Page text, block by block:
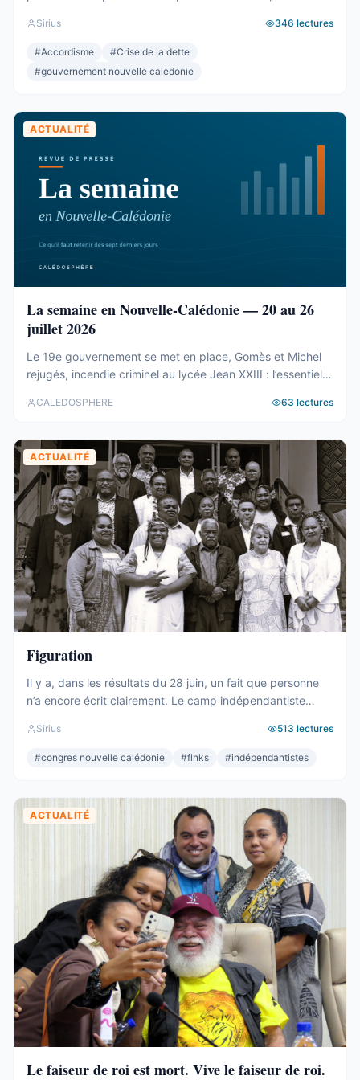
neuf sièges cohérents et pourtant sans aucune prise sur
rien. L’alliance de gouvernance entre Les Loyalistes, le
Rassemblement et l’Éveil océanien. L’élection de la
Sirius 346 lectures
#Accordisme #Crise de la dette
#gouvernement nouvelle caledonie
ACTUALITÉ
La semaine en Nouvelle-Calédonie — 20 au 26
juillet 2026
Le 19e gouvernement se met en place, Gomès et Michel
rejugés, incendie criminel au lycée Jean XXIII : l’essentiel
CALEDOSPHERE 63 lectures
ACTUALITÉ
Figuration
Il y a, dans les résultats du 28 juin, un fait que personne
n’a encore écrit clairement. Le camp indépendantiste
respectable – le deuxième bloc de l’hémicycle, plus
important que l’Éveil Océanien, plus important que l’UNI.
Sirius 513 lectures
#congres nouvelle calédonie #flnks #indépendantistes
ACTUALITÉ
Le faiseur de roi est mort. Vive le faiseur de roi.